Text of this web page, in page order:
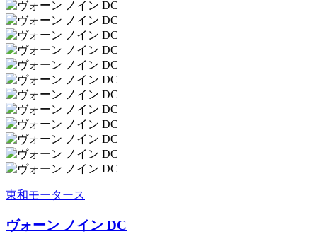
東和モータース
ヴォーン ノイン DC